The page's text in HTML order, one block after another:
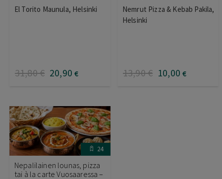
El Torito Maunula, Helsinki
31,80€ 20,90 €
Nemrut Pizza & Kebab Pakila,
Helsinki
13,90€ 10,00 €
24
Nepalilainen lounas, pizza
tai à la carte Vuosaaressa –